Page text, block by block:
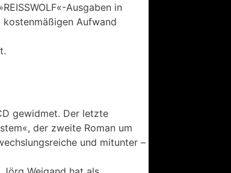
Ausgaben in
Aufwand
gewidmet. Der letzte
der zweite Roman um
und mitunter –